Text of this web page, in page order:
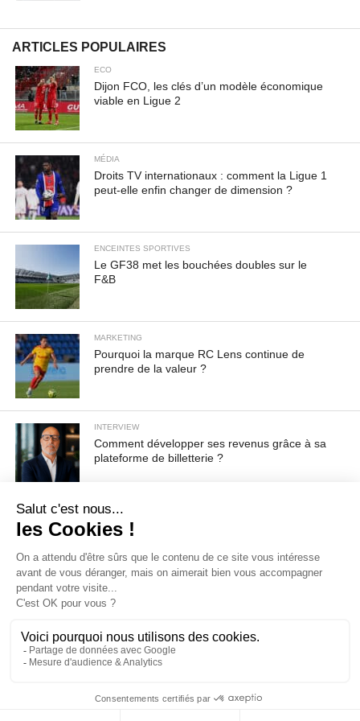
Nullam vitae est a risus dictum congue. Cras non lacus id
magna scelerisque sodales. Curabitur non fermentum
odio, vitae accumsan odio.
ARTICLES POPULAIRES
ECO
Dijon FCO, les clés d’un modèle économique
viable en Ligue 2
MÉDIA
Droits TV internationaux : comment la Ligue 1
peut-elle enfin changer de dimension ?
ENCEINTES SPORTIVES
Le GF38 met les bouchées doubles sur le
F&B
MARKETING
Pourquoi la marque RC Lens continue de
prendre de la valeur ?
INTERVIEW
Comment développer ses revenus grâce à sa
plateforme de billetterie ?
Pour toute demande d'information ou de désabonnement :
CGU / CGV A PROPOS CONTACT